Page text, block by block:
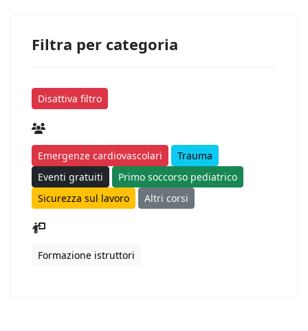
Filtra per categoria
Disattiva filtro
Emergenze cardiovascolari
Trauma
Eventi gratuiti
Primo soccorso pediatrico
Sicurezza sul lavoro
Altri corsi
Formazione istruttori